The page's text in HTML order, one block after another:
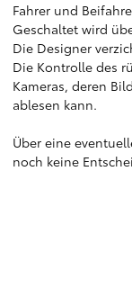
Fahrer und
Geschaltet wird
Die Designer
Die Kontrolle des
Kameras, deren
ablesen kann.
Über eine
noch keine